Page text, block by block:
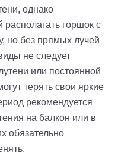
однако
располагать горшок с
но без прямых лучей
не следует
или постоянной
терять свои яркие
рекомендуется
на балкон или в
обязательно
.